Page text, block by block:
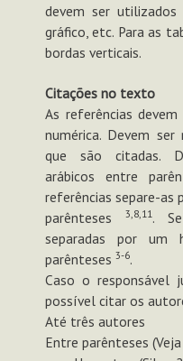
devem ser utilizados
gráfico, etc. Para as
bordas verticais.
Citações no texto
As referências
numérica. Devem ser
que são citadas.
arábicos entre
referências separe-as
parênteses3,8,11 .
separadas por um
parênteses 3-6.
Caso o responsável
possível citar os
Até três autores
Entre parênteses